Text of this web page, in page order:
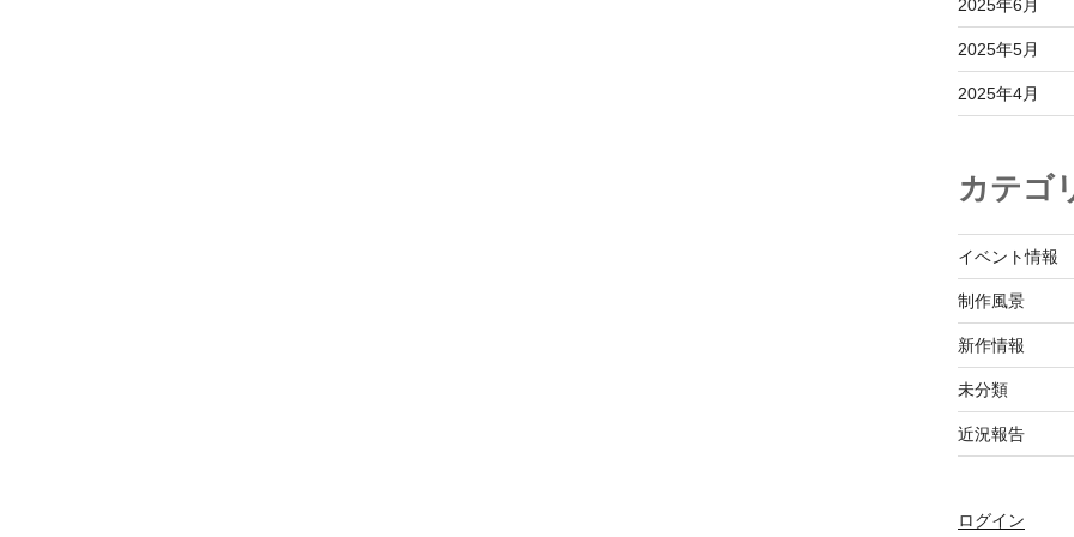
2025年6月
2025年5月
2025年4月
カテゴ
イベント情報
制作風景
新作情報
未分類
近況報告
ログイン